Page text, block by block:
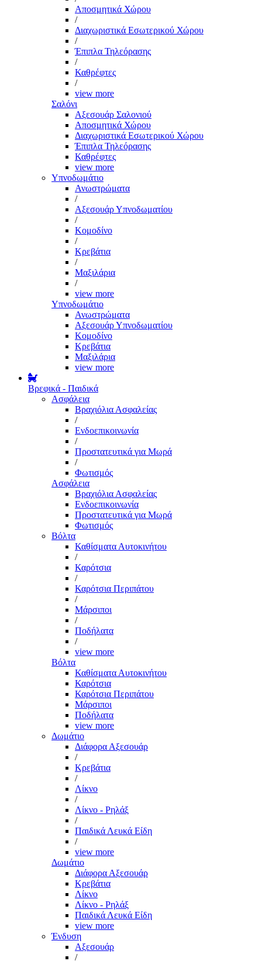
Αποσμητικά Χώρου
/
Διαχωριστικά Εσωτερικού Χώρου
/
Έπιπλα Τηλεόρασης
/
Καθρέφτες
/
view more
Σαλόνι
Αξεσουάρ Σαλονιού
Αποσμητικά Χώρου
Διαχωριστικά Εσωτερικού Χώρου
Έπιπλα Τηλεόρασης
Καθρέφτες
view more
Υπνοδωμάτιο
Ανωστρώματα
/
Αξεσουάρ Υπνοδωματίου
/
Κομοδίνο
/
Κρεβάτια
/
Μαξιλάρια
/
view more
Υπνοδωμάτιο
Ανωστρώματα
Αξεσουάρ Υπνοδωματίου
Κομοδίνο
Κρεβάτια
Μαξιλάρια
view more
Βρεφικά - Παιδικά
Ασφάλεια
Βραχιόλια Ασφαλείας
/
Ενδοεπικοινωνία
/
Προστατευτικά για Μωρά
/
Φωτισμός
Ασφάλεια
Βραχιόλια Ασφαλείας
Ενδοεπικοινωνία
Προστατευτικά για Μωρά
Φωτισμός
Βόλτα
Καθίσματα Αυτοκινήτου
/
Καρότσια
/
Καρότσια Περιπάτου
/
Μάρσιποι
/
Ποδήλατα
/
view more
Βόλτα
Καθίσματα Αυτοκινήτου
Καρότσια
Καρότσια Περιπάτου
Μάρσιποι
Ποδήλατα
view more
Δωμάτιο
Διάφορα Αξεσουάρ
/
Κρεβάτια
/
Λίκνο
/
Λίκνο - Ρηλάξ
/
Παιδικά Λευκά Είδη
/
view more
Δωμάτιο
Διάφορα Αξεσουάρ
Κρεβάτια
Λίκνο
Λίκνο - Ρηλάξ
Παιδικά Λευκά Είδη
view more
Ένδυση
Αξεσουάρ
/